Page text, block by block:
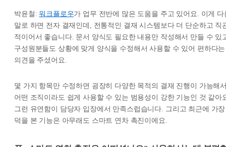
박윤철:워크플로우가 업무 전반에 많은 도움을 주고 있어요. 이게 다
말로 하면 전자 결재인데, 전통적인 결재 시스템보다 더 단순하고 직
적이어서 좋습니다. 문서 양식도 필요한 내용만 작성해서 만들 수 있
구성원분들도 상황에 맞게 양식을 수정해서 사용할 수 있어 편하다는
의견을 주셨어요.
몇 가지 항목만 수정하면 굉장히 다양한 목적의 결재 진행이 가능해
어떤 조직이라도 쉽게 사용할 수 있는 범용성이 강한 기능인 것 같아
그런 유연함이 담당자 입장에서 만족스럽습니다. 그리고 최근에 가장
덕을 본 기능은 아무래도 스마트 연차 촉진이에요.